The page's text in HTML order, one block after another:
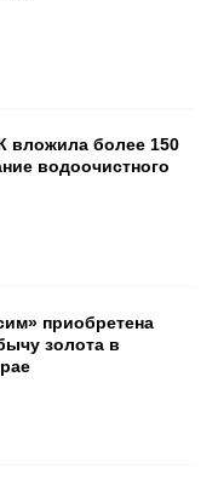
вложила более 150
водоочистного
приобретена
золота в